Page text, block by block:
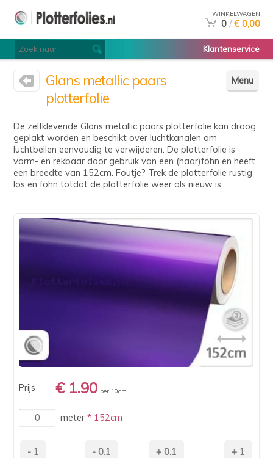
WINKELWAGEN
0 / € 0,00
Klantenservice
Menu
Glans metallic paars
plotterfolie
De zelfklevende Glans metallic paars plotterfolie kan droog
geplakt worden en beschikt over luchtkanalen om
luchtbellen eenvoudig te verwijderen. De plotterfolie is
vorm- en rekbaar door gebruik van een (haar)föhn en heeft
een breedte van 152cm. Foutje? Trek de plotterfolie rustig
los en föhn totdat de plotterfolie weer als nieuw is.
Prijs € 1.90 per 10cm
meter* 152cm